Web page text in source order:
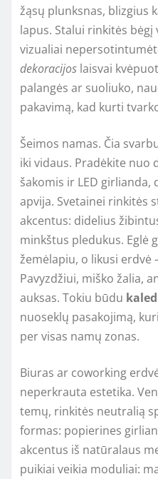
žąsų plunksnas, blizgius
lapus. Stalui rinkitės bėgį
vizualiai
dekoracijos laisvai
palangės ar suoliuko,
pakavimą, kad kurti
Šeimos namas. Čia
iki vidaus. Pradėkite nuo
šakomis ir LED
apvija. Svetainei rinkitės
akcentus: didelius
minkštus pledukus. Eglė
žemėlapiu, o likusi erdvė
Pavyzdžiui, miško žalia,
auksas. Tokiu būdu
nuoseklų pasakojimą,
per visas namų zonas.
Biuras ar coworking
neperkrauta estetika.
temų, rinkitės neutralią
formas: popierines
akcentus iš natūralaus
puikiai veikia moduliai: